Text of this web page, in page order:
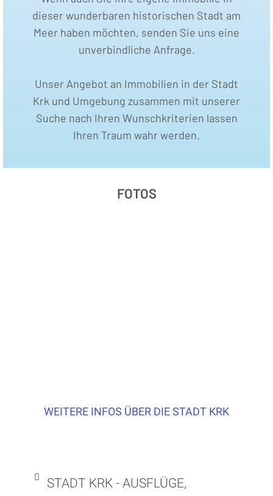
dieser wunderbaren historischen Stadt am
Meer haben möchten, senden Sie uns eine
unverbindliche Anfrage.
Unser Angebot an Immobilien in der Stadt
Krk und Umgebung zusammen mit unserer
Suche nach Ihren Wunschkriterien lassen
Ihren Traum wahr werden.
FOTOS
WEITERE INFOS ÜBER DIE STADT KRK
STADT KRK - AUSFLÜGE,